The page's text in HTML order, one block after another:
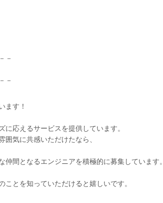
－
－
ます！
応えるサービスを提供しています。
気に共感いただけたなら、
間となるエンジニアを積極的に募集しています。
とを知っていただけると嬉しいです。